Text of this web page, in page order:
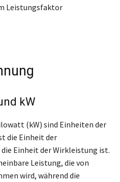
Leistungsfaktor
kW
(kW) sind Einheiten der
die Einheit der
Einheit der Wirkleistung ist.
Leistung, die von
wird, während die